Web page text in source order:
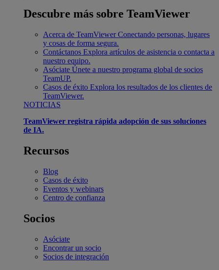
Descubre más sobre TeamViewer
Acerca de TeamViewer Conectando personas, lugares
y cosas de forma segura.
Contáctanos Explora artículos de asistencia o contacta a
nuestro equipo.
Asóciate Únete a nuestro programa global de socios
TeamUP.
Casos de éxito Explora los resultados de los clientes de
TeamViewer.
NOTICIAS
TeamViewer registra rápida adopción de sus soluciones
de IA.
Recursos
Blog
Casos de éxito
Eventos y webinars
Centro de confianza
Socios
Asóciate
Encontrar un socio
Socios de integración